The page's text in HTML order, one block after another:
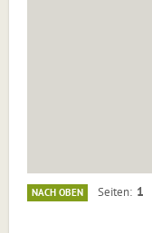
NACH OBEN Seiten 1